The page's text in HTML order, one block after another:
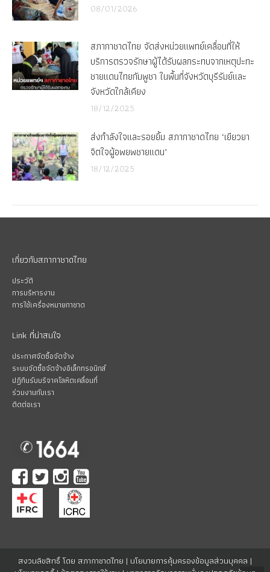
08/01/2026
สภากาชาดไทย จัดส่งหน่วยแพทย์เคลื่อนที่ให้
บริการตรวจรักษาผู้ได้รับผลกระทบจากเหตุปะทะ
ชายแดนไทยกัมพูชา ในพื้นที่จังหวัดบุรีรัมย์และ
จังหวัดใกล้เคียง
18/12/2025
ส่งกำลังใจและรอยยิ้ม สภากาชาดไทย ‘เยียวยา
จิตใจผู้อพยพชายแดน’
18/12/2025
เกี่ยวกับสภากาชาดไทย
ประวัติ
การบริหารงาน
การใช้เครื่องหมายกาชาด
Link ที่น่าสนใจ
ประกาศจัดซื้อจัดจ้าง
ระบบจัดซื้อจัดจ้างอิเล็กทรอนิกส์
ปฏิทินรับบริจาคโลหิตเคลื่อนที่
ร่วมงานกับเรา
ติดต่อเรา
สงวนลิขสิทธิ์ โดย สภากาชาดไทย | นโยบายการคุ้มครองข้อมูลส่วนบุคคล |